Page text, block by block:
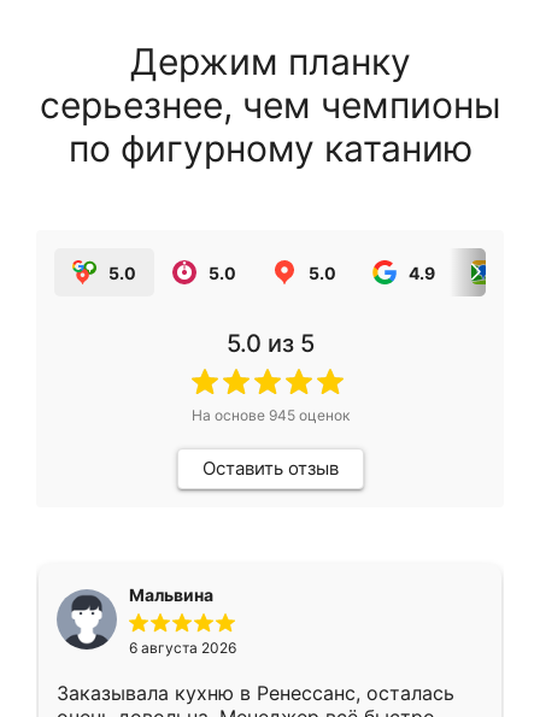
Держим планку
серьезнее, чем чемпионы
по фигурному катанию
5.0 5.0 5.0 4.9
5.0 из 5
На основе 945оценок
Оставить отзыв
Мальвина
6 августа 2026
Заказывала кухню в Ренессанс, осталась